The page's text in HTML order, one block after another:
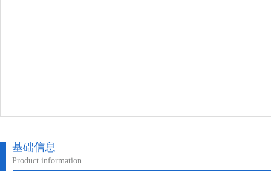
基础信息
Product information